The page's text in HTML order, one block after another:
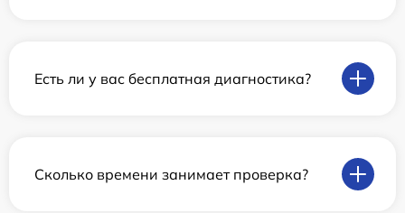
Есть ли у вас бесплатная диагностика?
Сколько времени занимает проверка?